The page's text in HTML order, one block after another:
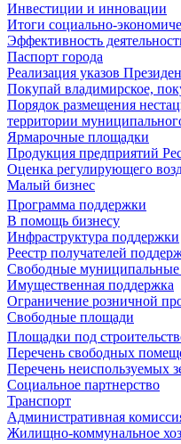
Инвестиции и инновации
Итоги социально-
Эффективность
Паспорт города
Реализация указов
Покупай владимирское,
Порядок размещения
территории
Ярмарочные площадки
Продукция предприятий
Оценка регулирующего
Малый бизнес
Программа поддержки
В помощь бизнесу
Инфраструктура поддержки
Реестр получателей
Свободные
Имущественная поддержка
Ограничение розничной
Свободные площади
Площадки под
Перечень свободных
Перечень неиспользуемых
Социальное партнерство
Транспорт
Административная
Жилищно-коммунальное